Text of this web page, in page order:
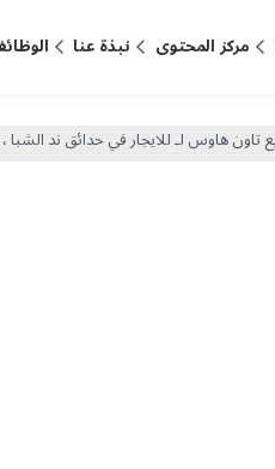
مركز المحتوى نبذة عنا